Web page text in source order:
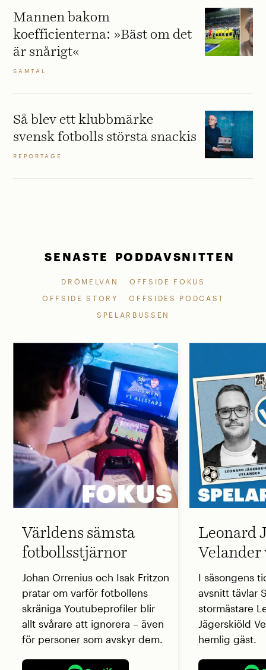
Mannen bakom
koefficienterna: »Bäst om det
är snårigt«
SAMTAL
Så blev ett klubbmärke
svensk fotbolls största snackis
REPORTAGE
SENASTE PODDAVSNITTEN
DRÖMELVAN
OFFSIDE FOKUS
OFFSIDE STORY
OFFSIDES PODCAST
SPELARBUSSEN
Världens sämsta
fotbollsstjärnor
Johan Orrenius och Isak Fritzon
pratar om varför fotbollens
skräniga Youtubeprofiler blir
allt svårare att ignorera – även
för personer som avskyr dem.
Leonard
Velander
I säsongens
avsnitt tävlar
stormästare
Jägerskiöld
hemlig gäst.